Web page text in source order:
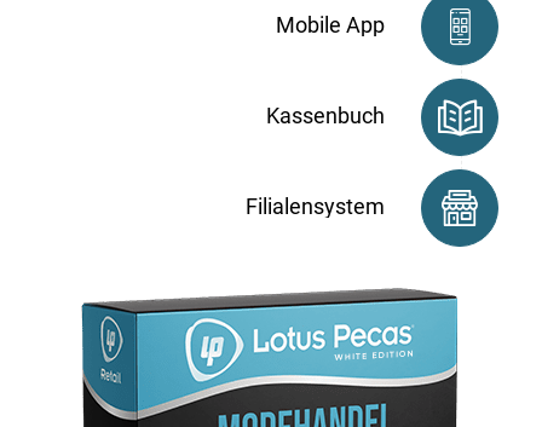
Mobile App
Kassenbuch
Filialensystem